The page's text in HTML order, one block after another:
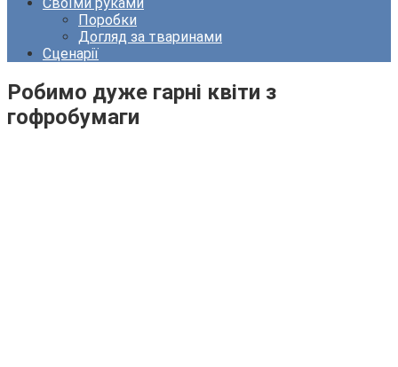
Поробки
Догляд за тваринами
Сценарії
Робимо дуже гарні квіти з
гофробумаги